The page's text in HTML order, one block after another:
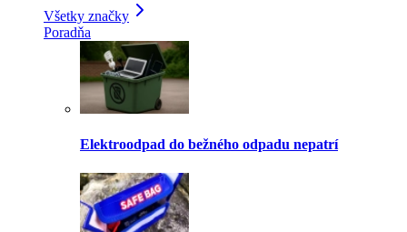
Všetky značky
Poradňa
Elektroodpad do bežného odpadu nepatrí